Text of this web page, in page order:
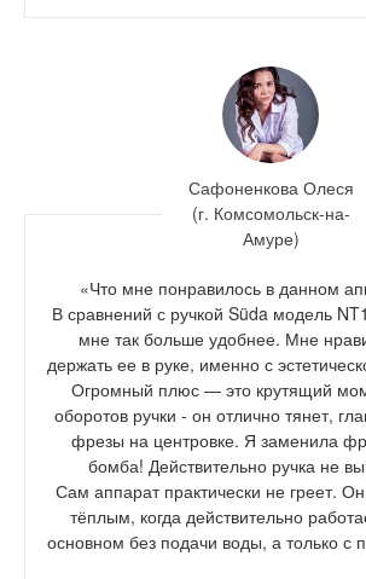
Сафоненкова Олеся
(г. Комсомольск-на-
Амуре)
«Что мне понравилось в данном
В сравнений с ручкой Süda модель
мне так больше удобнее. Мне
держать ее в руке, именно с
Огромный плюс — это крутящий
оборотов ручки - он отлично тянет,
фрезы на центровке. Я заменила
бомба! Действительно ручка не
Сам аппарат практически не греет. Он
тёплым, когда действительно
основном без подачи воды, а только с